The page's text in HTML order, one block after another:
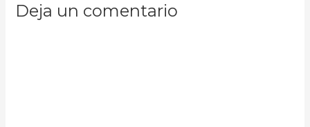
Deja un comentario